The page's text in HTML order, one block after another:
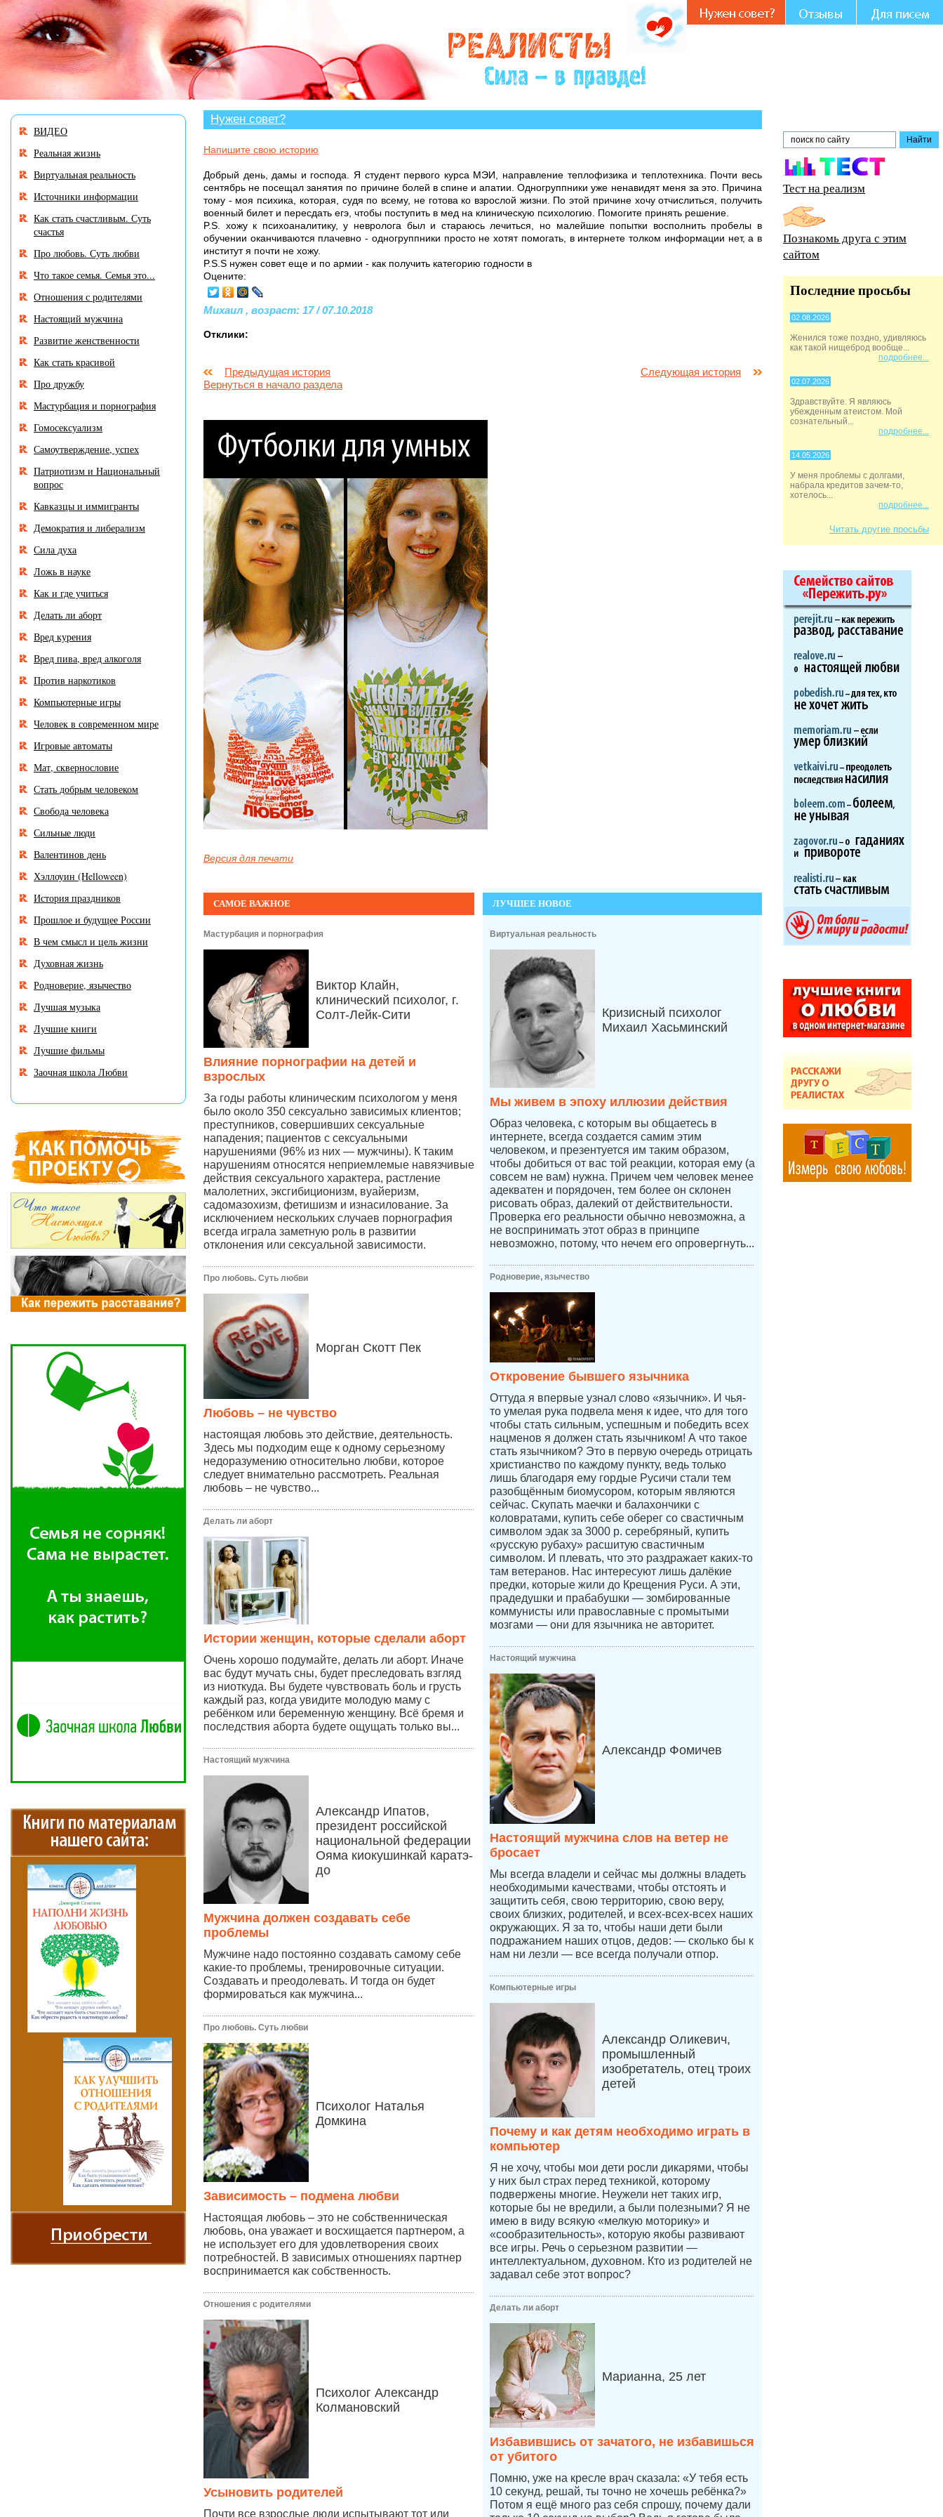
В разделе «Нужен совет?» много историй, авторы которых остро нуждаются в Вашем участии и совете.
Нужен совет?
Напишите свою историю
Добрый день, дамы и господа. Я студент первого курса МЭИ, направление теплофизика и теплотехника. Почти весь
сентябрь не посещал занятия по причине болей в спине и апатии. Одногруппники уже ненавидят меня за это. Причина
тому - моя психика, которая, судя по всему, не готова ко взрослой жизни. По этой причине хочу отчислиться, получить
военный билет и пересдать егэ, чтобы поступить в мед на клиническую психологию. Помогите принять решение.
P.S. хожу к психоаналитику, у невролога был и стараюсь лечиться, но малейшие попытки восполнить пробелы в
обучении оканчиваются плачевно - одногруппники просто не хотят помогать, в интернете толком информации нет, а в
институт я почти не хожу.
P.S.S нужен совет еще и по армии - как получить категорию годности в
Оцените:
Михаил , возраст: 17 / 07.10.2018
Отклики:
Предыдущая история
Следующая история
Вернуться в начало раздела
Версия для печати
САМОЕ ВАЖНОЕ
Мастурбация и порнография
Виктор Клайн,
клинический психолог, г.
Солт-Лейк-Сити
Влияние порнографии на детей и
взрослых
За годы работы клиническим психологом у меня
было около 350 сексуально зависимых клиентов;
преступников, совершивших сексуальные
нападения; пациентов с сексуальными
нарушениями (96% из них — мужчины). К таким
нарушениям относятся неприемлемые навязчивые
действия сексуального характера, растление
малолетних, эксгибиционизм, вуайеризм,
садомазохизм, фетишизм и изнасилование. За
исключением нескольких случаев порнография
всегда играла заметную роль в развитии
отклонения или сексуальной зависимости.
Про любовь. Суть любви
Морган Скотт Пек
Любовь – не чувство
настоящая любовь это действие, деятельность.
Здесь мы подходим еще к одному серьезному
недоразумению относительно любви, которое
следует внимательно рассмотреть. Реальная
любовь – не чувство...
Делать ли аборт
Истории женщин, которые сделали аборт
Очень хорошо подумайте, делать ли аборт. Иначе
вас будут мучать сны, будет преследовать взгляд
из ниоткуда. Вы будете чувствовать боль и грусть
каждый раз, когда увидите молодую маму с
ребёнком или беременную женщину. Всё бремя и
последствия аборта будете ощущать только вы...
Настоящий мужчина
Александр Ипатов,
президент российской
национальной федерации
Ояма киокушинкай каратэ-
до
Мужчина должен создавать себе
проблемы
Мужчине надо постоянно создавать самому себе
какие-то проблемы, тренировочные ситуации.
Создавать и преодолевать. И тогда он будет
формироваться как мужчина...
Про любовь. Суть любви
Психолог Наталья
Домкина
Зависимость – подмена любви
Настоящая любовь – это не собственническая
любовь, она уважает и восхищается партнером, а
не использует его для удовлетворения своих
потребностей. В зависимых отношениях партнер
воспринимается как собственность.
Отношения с родителями
Психолог Александр
Колмановский
Усыновить родителей
Почти все взрослые люди испытывают тот или
ЛУЧШЕЕ НОВОЕ
Виртуальная реальность
Кризисный психолог
Михаил Хасьминский
Мы живем в эпоху иллюзии действия
Образ человека, с которым вы общаетесь в
интернете, всегда создается самим этим
человеком, и презентуется им таким образом,
чтобы добиться от вас той реакции, которая ему (а
совсем не вам) нужна. Причем чем человек менее
адекватен и порядочен, тем более он склонен
рисовать образ, далекий от действительности.
Проверка его реальности обычно невозможна, а
не воспринимать этот образ в принципе
невозможно, потому, что нечем его опровергнуть...
Родноверие, язычество
Откровение бывшего язычника
Оттуда я впервые узнал слово «язычник». И чья-
то умелая рука подвела меня к идее, что для того
чтобы стать сильным, успешным и победить всех
нацменов я должен стать язычником! А что такое
стать язычником? Это в первую очередь отрицать
христианство по каждому пункту, ведь только
лишь благодаря ему гордые Русичи стали тем
разобщённым биомусором, которым являются
сейчас. Скупать маечки и балахончики с
коловратами, купить себе оберег со свастичным
символом эдак за 3000 р. серебряный, купить
«русскую рубаху» расшитую свастичным
символом. И плевать, что это раздражает каких-то
там ветеранов. Нас интересуют лишь далёкие
предки, которые жили до Крещения Руси. А эти,
прадедушки и прабабушки — зомбированные
коммунисты или православные с промытыми
мозгами — они для язычника не авторитет.
Настоящий мужчина
Александр Фомичев
Настоящий мужчина слов на ветер не
бросает
Мы всегда владели и сейчас мы должны владеть
необходимыми качествами, чтобы отстоять и
защитить себя, свою территорию, свою веру,
своих близких, родителей, и всех-всех-всех наших
окружающих. Я за то, чтобы наши дети были
подражанием наших отцов, дедов: — сколько бы к
нам ни лезли — все всегда получали отпор.
Компьютерные игры
Александр Оликевич,
промышленный
изобретатель, отец троих
детей
Почему и как детям необходимо играть в
компьютер
Я не хочу, чтобы мои дети росли дикарями, чтобы
у них был страх перед техникой, которому
подвержены многие. Неужели нет таких игр,
которые бы не вредили, а были полезными? Я не
имею в виду всякую «мелкую моторику» и
«сообразительность», которую якобы развивают
все игры. Речь о серьезном развитии —
интеллектуальном, духовном. Кто из родителей не
задавал себе этот вопрос?
Делать ли аборт
Марианна, 25 лет
Избавившись от зачатого, не избавишься
от убитого
Помню, уже на кресле врач сказала: «У тебя есть
10 секунд, решай, ты точно не хочешь ребёнка?»
Потом я ещё много раз себя спрошу, почему дали
ВИДЕО
Реальная жизнь
Виртуальная реальность
Источники информации
Как стать счастливым. Суть
счастья
Про любовь. Суть любви
Что такое семья. Семья это...
Отношения с родителями
Настоящий мужчина
Развитие женственности
Как стать красивой
Про дружбу
Мастурбация и порнография
Гомосексуализм
Самоутверждение, успех
Патриотизм и Национальный
вопрос
Кавказцы и иммигранты
Демократия и либерализм
Сила духа
Ложь в науке
Как и где учиться
Делать ли аборт
Вред курения
Вред пива, вред алкоголя
Против наркотиков
Компьютерные игры
Человек в современном мире
Игровые автоматы
Мат, сквернословие
Стать добрым человеком
Свобода человека
Сильные люди
Валентинов день
Хэллоуин (Helloween)
История праздников
Прошлое и будущее России
В чем смысл и цель жизни
Духовная жизнь
Родноверие, язычество
Лучшая музыка
Лучшие книги
Лучшие фильмы
Заочная школа Любви
Тест на реализм
Познакомь друга с этим
сайтом
Последние просьбы
02.08.2026
Женился тоже поздно, удивляюсь
как такой нищеброд вообще...
подробнее...
02.07.2026
Здравствуйте. Я являюсь
убежденным атеистом. Мой
сознательный...
подробнее...
14.05.2026
У меня проблемы с долгами,
набрала кредитов зачем-то,
хотелось...
подробнее...
Читать другие просьбы